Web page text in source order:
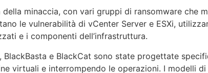
minaccia, con vari gruppi di ransomware che
le vulnerabilità di vCenter Server e ESXi,
e i componenti dell’infrastruttura.
BlackBasta e BlackCat sono state progettate
virtuali e interrompendo le operazioni. I modelli